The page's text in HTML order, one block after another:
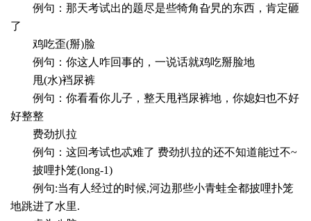
例句：那天考试出的题尽是些犄角旮旯的东西，肯定砸
了
鸡吃歪(掰)脸
例句：你这人咋回事的，一说话就鸡吃掰脸地
甩(水)裆尿裤
例句：你看看你儿子，整天甩裆尿裤地，你媳妇也不好
好整整
费劲扒拉
例句：这回考试也忒难了 费劲扒拉的还不知道能过不~
披哩扑笼(long-1)
例句:当有人经过的时候,河边那些小青蛙全都披哩扑笼
地跳进了水里.